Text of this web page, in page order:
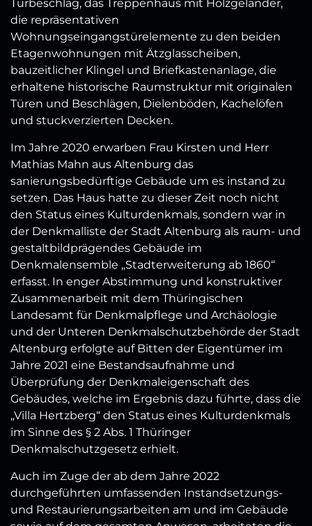
Türbeschlag, das Treppenhaus mit Holzgeländer,
die repräsentativen
Wohnungseingangstürelemente zu den beiden
Etagenwohnungen mit Ätzglasscheiben,
bauzeitlicher Klingel und Briefkastenanlage, die
erhaltene historische Raumstruktur mit originalen
Türen und Beschlägen, Dielenböden, Kachelöfen
und stuckverzierten Decken.
Im Jahre 2020 erwarben Frau Kirsten und Herr
Mathias Mahn aus Altenburg das
sanierungsbedürftige Gebäude um es instand zu
setzen. Das Haus hatte zu dieser Zeit noch nicht
den Status eines Kulturdenkmals, sondern war in
der Denkmalliste der Stadt Altenburg als raum- und
gestaltbildprägendes Gebäude im
Denkmalensemble „Stadterweiterung ab 1860“
erfasst. In enger Abstimmung und konstruktiver
Zusammenarbeit mit dem Thüringischen
Landesamt für Denkmalpflege und Archäologie
und der Unteren Denkmalschutzbehörde der Stadt
Altenburg erfolgte auf Bitten der Eigentümer im
Jahre 2021 eine Bestandsaufnahme und
Überprüfung der Denkmaleigenschaft des
Gebäudes, welche im Ergebnis dazu führte, dass die
„Villa Hertzberg“ den Status eines Kulturdenkmals
im Sinne des § 2 Abs. 1 Thüringer
Denkmalschutzgesetz erhielt.
Auch im Zuge der ab dem Jahre 2022
durchgeführten umfassenden Instandsetzungs-
und Restaurierungsarbeiten am und im Gebäude